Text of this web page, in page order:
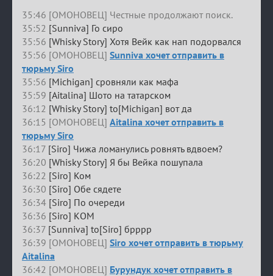
35:46 [ОМОНОВЕЦ] Честные продолжают поиск.
35:52 [Sunniva] Го сиро
35:56 [Whisky Story] Хотя Вейк как нап подорвался
35:56 [ОМОНОВЕЦ] Sunniva хочет отправить в
тюрьму Siro
35:56 [Michigan] сровняли как мафа
35:59 [Aitalina] Шото на татарском
36:12 [Whisky Story] to[Michigan] вот да
36:15 [ОМОНОВЕЦ] Aitalina хочет отправить в
тюрьму Siro
36:17 [Siro] Чижа ломанулись ровнять вдвоем?
36:20 [Whisky Story] Я бы Вейка пошупала
36:22 [Siro] Ком
36:30 [Siro] Обе сядете
36:34 [Siro] По очереди
36:36 [Siro] КОМ
36:37 [Sunniva] to[Siro] брррр
36:39 [ОМОНОВЕЦ] Siro хочет отправить в тюрьму
Aitalina
36:42 [ОМОНОВЕЦ] Бурундук хочет отправить в